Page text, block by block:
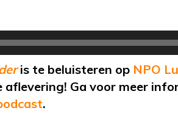
is te beluisteren op NPO
aflevering! Ga voor meer
.